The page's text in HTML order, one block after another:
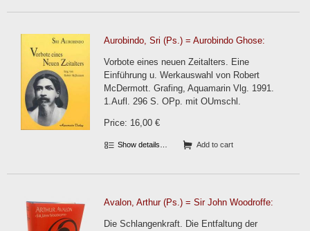
Aurobindo, Sri (Ps.) = Aurobindo Ghose:
Vorbote eines neuen Zeitalters. Eine
Einführung u. Werkauswahl von Robert
McDermott. Grafing, Aquamarin Vlg. 1991.
1.Aufl. 296 S. OPp. mit OUmschl.
Price: 16,00 €
Show details… Add to cart
Avalon, Arthur (Ps.) = Sir John Woodroffe:
Die Schlangenkraft. Die Entfaltung der